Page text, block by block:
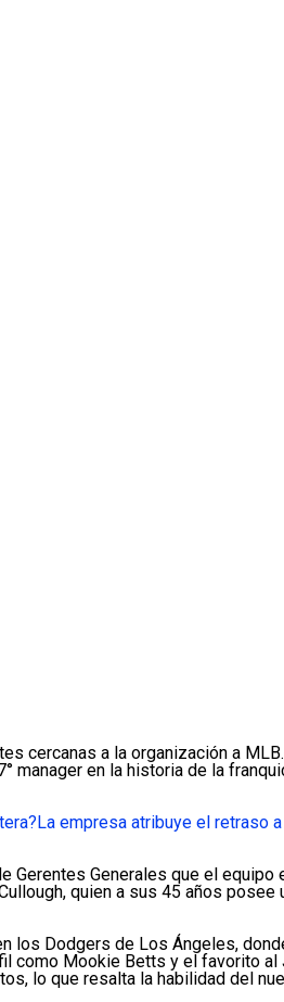
cercanas a la organización a
manager en la historia de la
La empresa atribuye el retraso
Gerentes Generales que el equipo
quien a sus 45 años posee
los Dodgers de Los Ángeles,
como Mookie Betts y el favorito al
lo que resalta la habilidad del